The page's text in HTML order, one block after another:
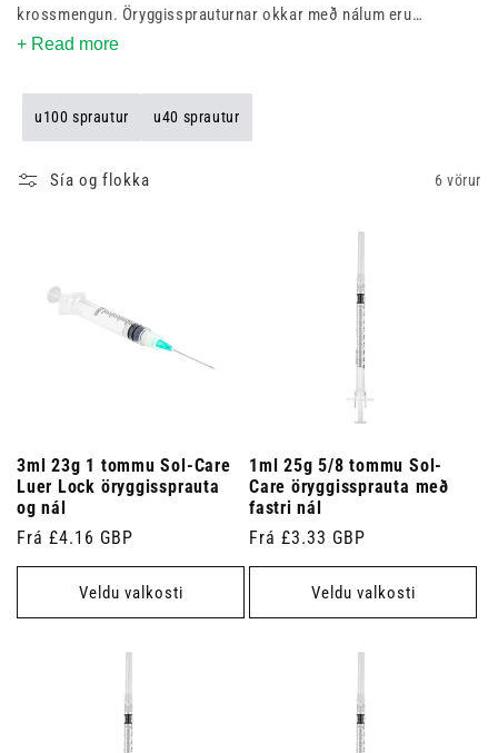
krossmengun. Öryggissprauturnar okkar með nálum eru
fáanlegar í ýmsum stærðum og koma með nýstárlegum
+ Read more
u100 sprautur u40 sprautur
Sía og flokka 6 vörur
3ml 23g 1 tommu Sol-Care
Luer Lock öryggissprauta
og nál
Venjulegt
verð
Frá £4.16 GBP
Veldu valkosti
1ml 25g 5/8 tommu Sol-
Care öryggissprauta með
fastri nál
Venjulegt
verð
Frá £3.33 GBP
Veldu valkosti